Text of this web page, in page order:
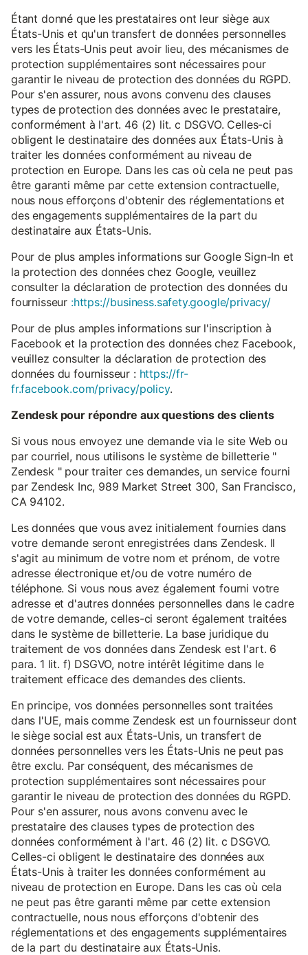
Étant donné que les prestataires ont leur siège aux
États-Unis et qu'un transfert de données personnelles
vers les États-Unis peut avoir lieu, des mécanismes de
protection supplémentaires sont nécessaires pour
garantir le niveau de protection des données du RGPD.
Pour s'en assurer, nous avons convenu des clauses
types de protection des données avec le prestataire,
conformément à l'art. 46 (2) lit. c DSGVO. Celles-ci
obligent le destinataire des données aux États-Unis à
traiter les données conformément au niveau de
protection en Europe. Dans les cas où cela ne peut pas
être garanti même par cette extension contractuelle,
nous nous efforçons d'obtenir des réglementations et
des engagements supplémentaires de la part du
destinataire aux États-Unis.
Pour de plus amples informations sur Google Sign-In et
la protection des données chez Google, veuillez
consulter la déclaration de protection des données du
fournisseur :https://business.safety.google/privacy/
Pour de plus amples informations sur l'inscription à
Facebook et la protection des données chez Facebook,
veuillez consulter la déclaration de protection des
données du fournisseur : https://fr-
fr.facebook.com/privacy/policy.
Zendesk pour répondre aux questions des clients
Si vous nous envoyez une demande via le site Web ou
par courriel, nous utilisons le système de billetterie "
Zendesk " pour traiter ces demandes, un service fourni
par Zendesk Inc, 989 Market Street 300, San Francisco,
CA 94102.
Les données que vous avez initialement fournies dans
votre demande seront enregistrées dans Zendesk. Il
s'agit au minimum de votre nom et prénom, de votre
adresse électronique et/ou de votre numéro de
téléphone. Si vous nous avez également fourni votre
adresse et d'autres données personnelles dans le cadre
de votre demande, celles-ci seront également traitées
dans le système de billetterie. La base juridique du
traitement de vos données dans Zendesk est l'art. 6
para. 1 lit. f) DSGVO, notre intérêt légitime dans le
traitement efficace des demandes des clients.
En principe, vos données personnelles sont traitées
dans l'UE, mais comme Zendesk est un fournisseur dont
le siège social est aux États-Unis, un transfert de
données personnelles vers les États-Unis ne peut pas
être exclu. Par conséquent, des mécanismes de
protection supplémentaires sont nécessaires pour
garantir le niveau de protection des données du RGPD.
Pour s'en assurer, nous avons convenu avec le
prestataire des clauses types de protection des
données conformément à l'art. 46 (2) lit. c DSGVO.
Celles-ci obligent le destinataire des données aux
États-Unis à traiter les données conformément au
niveau de protection en Europe. Dans les cas où cela
ne peut pas être garanti même par cette extension
contractuelle, nous nous efforçons d'obtenir des
réglementations et des engagements supplémentaires
de la part du destinataire aux États-Unis.